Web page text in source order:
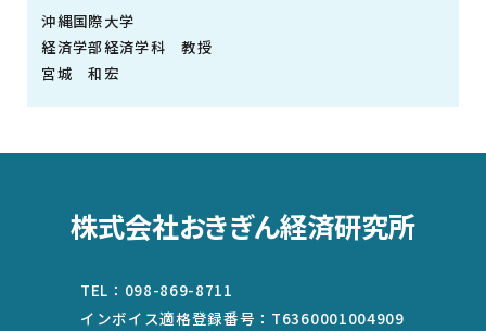
沖縄国際大学
経済学部経済学科 教授
宮城 和宏
株式会社おきぎん経済研究所
TEL： 098-869-8711
インボイス適格登録番号： T6360001004909